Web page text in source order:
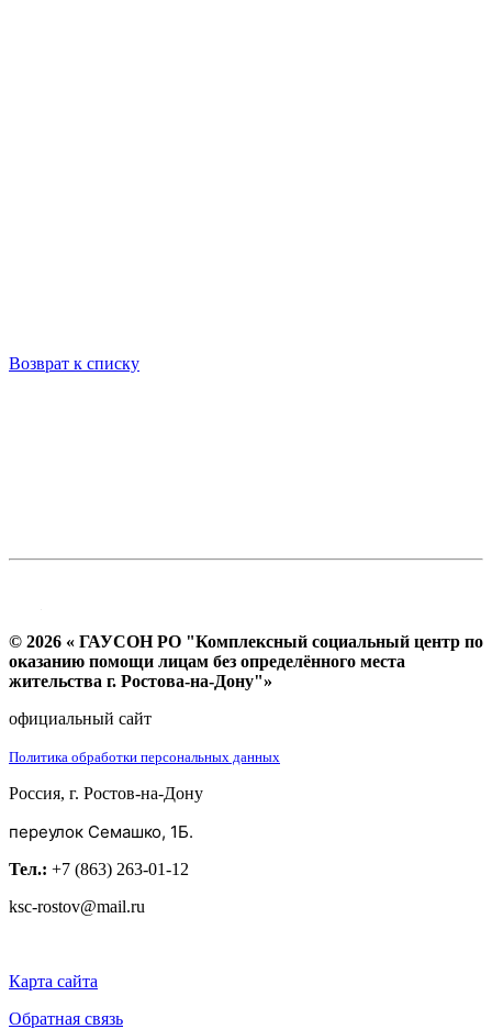
Возврат к списку
© 2026 « ГАУСОН РО "Комплексный социальный центр по
оказанию помощи лицам без определённого места
жительства г. Ростова-на-Дону"»
официальный сайт
Политика обработки персональных данных
Россия, г. Ростов-на-Дону
переулок Семашко, 1Б.
Тел.: +7 (863) 263-01-12
ksc-rostov@mail.ru
Карта сайта
Обратная связь